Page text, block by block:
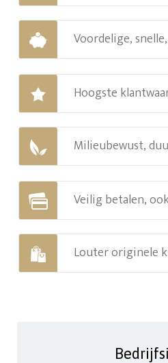
Voordelige,
Hoogste
Milieubewust,
Veilig betalen,
Louter originele